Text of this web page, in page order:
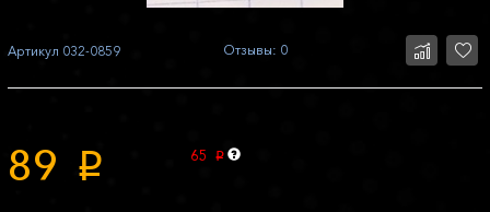
Артикул 032-0859 Отзывы: 0
89 p 65 p